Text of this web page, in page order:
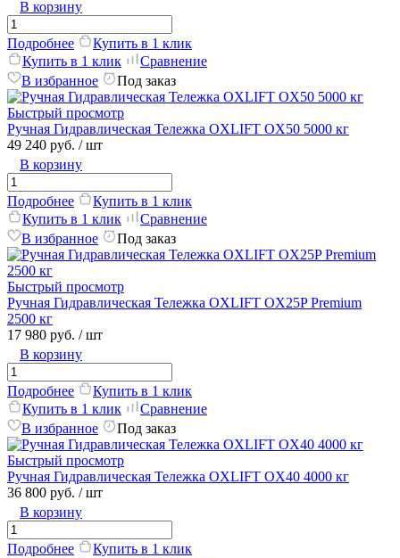
В корзину
Подробнее
Купить в 1 клик
Купить в 1 клик
Сравнение
В избранное
Под заказ
Быстрый просмотр
Ручная Гидравлическая Тележка OXLIFT OX50 5000 кг
49 240 руб. / шт
В корзину
Подробнее
Купить в 1 клик
Купить в 1 клик
Сравнение
В избранное
Под заказ
Быстрый просмотр
Ручная Гидравлическая Тележка OXLIFT OX25P Premium
2500 кг
17 980 руб. / шт
В корзину
Подробнее
Купить в 1 клик
Купить в 1 клик
Сравнение
В избранное
Под заказ
Быстрый просмотр
Ручная Гидравлическая Тележка OXLIFT OX40 4000 кг
36 800 руб. / шт
В корзину
Подробнее
Купить в 1 клик